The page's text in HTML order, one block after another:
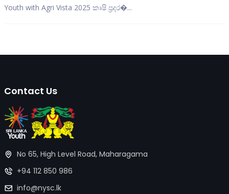
Youth with Agri Vista 2025 කෘෂි ප්‍රදර�...
Contact Us
No 65, High Level Road, Maharagama
+94 112 850 986
info@nysc.lk